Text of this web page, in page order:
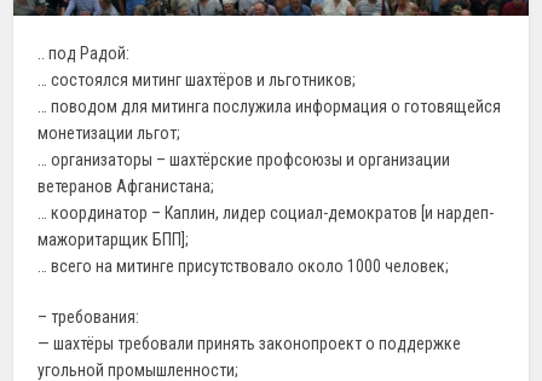
.. под Радой:
… состоялся митинг шахтёров и льготников;
… поводом для митинга послужила информация о готовящейся
монетизации льгот;
… организаторы – шахтёрские профсоюзы и организации
ветеранов Афганистана;
… координатор – Каплин, лидер социал-демократов [и нардеп-
мажоритарщик БПП];
… всего на митинге присутствовало около 1000 человек;
– требования:
— шахтёры требовали принять законопроект о поддержке
угольной промышленности;